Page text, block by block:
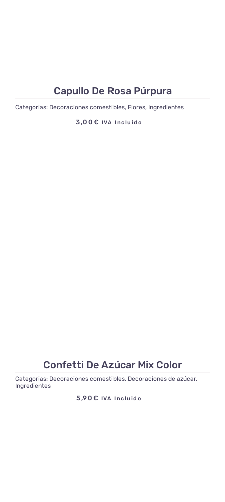
Capullo De Rosa Púrpura
Categorias: Decoraciones comestibles, Flores, Ingredientes
3,00 € IVA Incluido
Confetti De Azúcar Mix Color
Categorias: Decoraciones comestibles, Decoraciones de azúcar,
Ingredientes
5,90 € IVA Incluido